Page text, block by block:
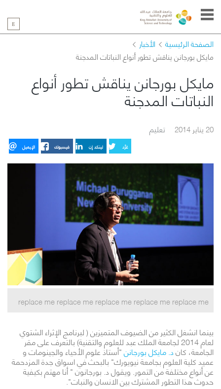
الصفحة الرئيسية
الأخبار
مايكل بورجانن يناقش تطور أنواع النباتات المدجنة
مايكل بورجانن يناقش تطور أنواع
النباتات المدجنة
20 يناير 2014 تعليم
الإيميل فيسبوك لينكد إن غرِّد
replace me replace me replace me replace me replace me
بينما انشغل الكثير من الضيوف المتميزين ( لبرنامج الإثراء الشتوي
لعام 2014 لجامعة الملك عبد للعلوم والتقنية) بالتعرف على مقر
الجامعة، كاند. مايكل بورجانن"أستاذ علوم الأحياء والجينومات و
عميد كلية العلوم بجامعة نيويورك" بالبحث في اسواق جدة المزدحمة
عن أنواع مختلفة من التمور. ويقول د. بورجانون " أنا مهتم بكيفية
حدوث هذا التطور المشترك بين الانسان والنبات".